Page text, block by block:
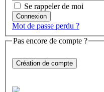
Se rappeler de moi
Connexion
Mot de passe perdu ?
Pas encore de compte ?
Création de compte